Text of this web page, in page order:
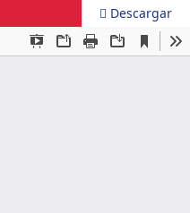
Descargar